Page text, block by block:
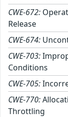
CWE-672:
Release
CWE-674:
CWE-703:
Conditions
CWE-705:
CWE-770:
Throttling